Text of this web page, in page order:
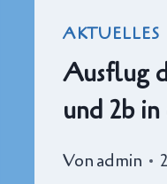
AKTUELLES
Ausflug
und 2b
Vonadmin